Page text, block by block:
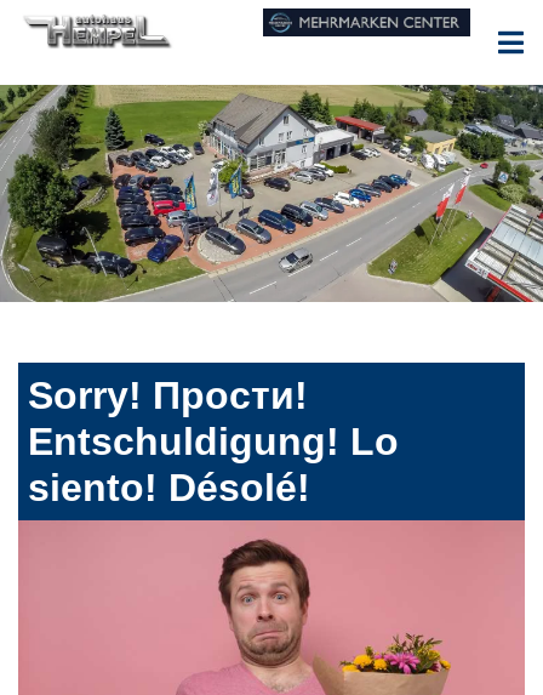
Sorry! Прости!
Entschuldigung! Lo
siento! Désolé!